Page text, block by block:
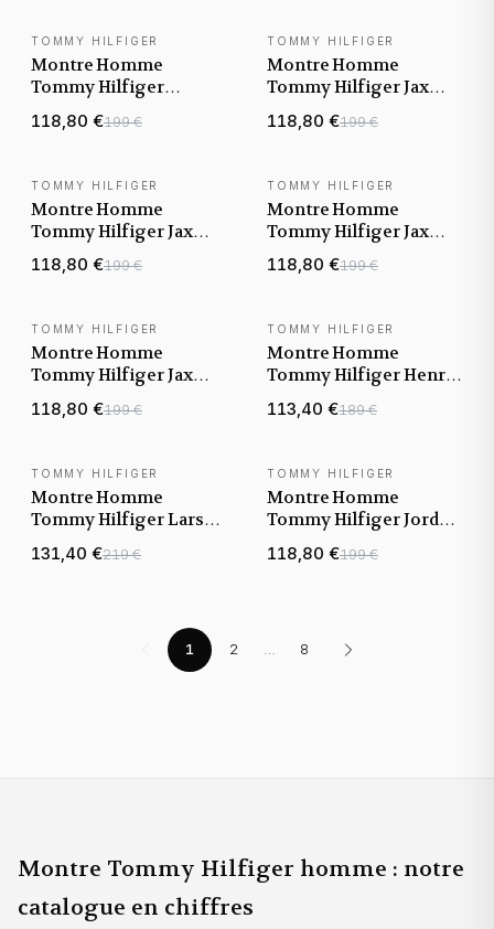
NOUVEAUTÉ
TOMMY HILFIGER
Montre Homme
Tommy Hilfiger
Morgan 1710690 cadran
noir bracelet acier
118,80 €199 €
NOUVEAUTÉ
TOMMY HILFIGER
Montre Homme
Tommy Hilfiger Jax
1710654 cadran noir
bracelet cuir
118,80 €199 €
NOUVEAUTÉ
TOMMY HILFIGER
Montre Homme
Tommy Hilfiger Jax
1710656 cadran bleu
bracelet acier
118,80 €199 €
NOUVEAUTÉ
TOMMY HILFIGER
Montre Homme
Tommy Hilfiger Jax
1710657 cadran gris
bracelet acier
118,80 €199 €
NOUVEAUTÉ
TOMMY HILFIGER
Montre Homme
Tommy Hilfiger Jax
1710658 cadran noir
bracelet acier
118,80 €199 €
NOUVEAUTÉ
TOMMY HILFIGER
Montre Homme
Tommy Hilfiger Henry
1710686 cadran vert
bracelet acier
113,40 €189 €
NOUVEAUTÉ
TOMMY HILFIGER
Montre Homme
Tommy Hilfiger Larson
bracelet acier gris
131,40 €219 €
NOUVEAUTÉ
TOMMY HILFIGER
Montre Homme
Tommy Hilfiger Jordan
bracelet maille
118,80 €199 €
1 2 8
Montre Tommy Hilfiger homme : notre
catalogue en chiffres